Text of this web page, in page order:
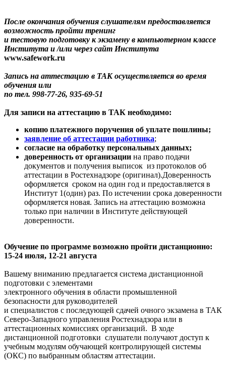
После окончания обучения слушателям предоставляется
возможность пройти тренинг
и тестовую подготовку к экзамену в компьютерном классе
Института и /или через сайт Института
www.safework.ru
Запись на аттестацию в ТАК осуществляется во время
обучения или
по тел. 998-77-26, 935-69-51
Для записи на аттестацию в ТАК необходимо:
копию платежного поручения об уплате пошлины;
заявление об аттестации работника;
cогласие на обработку персональных данных;
доверенность от организации на право подачи
документов и получения выписок из протоколов об
аттестации в Ростехнадзоре (оригинал).Доверенность
оформляется сроком на один год и предоставляется в
Институт 1(один) раз. По истечении срока доверенности
оформляется новая. Запись на аттестацию возможна
только при наличии в Институте действующей
доверенности.
Обучение по программе возможно пройти дистанционно:
15-24 июля, 12-21 августа
Вашему вниманию предлагается система дистанционной
подготовки с элементами
электронного обучения в области промышленной
безопасности для руководителей
и специалистов с последующей сдачей очного экзамена в ТАК
Северо-Западного управления Ростехнадзора или в
аттестационных комиссиях организаций. В ходе
дистанционной подготовки слушатели получают доступ к
учебным модулям обучающей контролирующей системы
(ОКС) по выбранным областям аттестации.